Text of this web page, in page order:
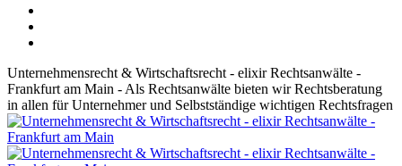
Unternehmensrecht & Wirtschaftsrecht - elixir Rechtsanwälte -
Frankfurt am Main - Als Rechtsanwälte bieten wir Rechtsberatung
in allen für Unternehmer und Selbstständige wichtigen Rechtsfragen